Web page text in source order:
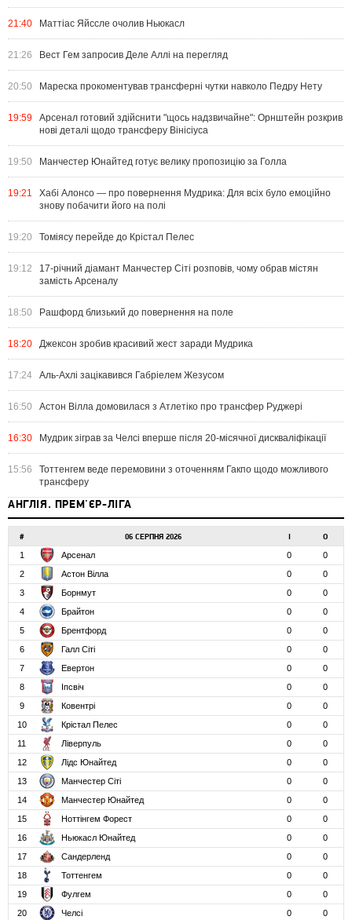
21:40 Маттіас Яйссле очолив Ньюкасл
21:26 Вест Гем запросив Деле Аллі на перегляд
20:50 Мареска прокоментував трансферні чутки навколо Педру Нету
19:59
Арсенал готовий здійснити "щось надзвичайне": Орнштейн розкрив
нові деталі щодо трансферу Вінісіуса
19:50 Манчестер Юнайтед готує велику пропозицію за Голла
19:21
Хабі Алонсо — про повернення Мудрика: Для всіх було емоційно
знову побачити його на полі
19:20 Томіясу перейде до Крістал Пелес
19:12
17-річний діамант Манчестер Сіті розповів, чому обрав містян
замість Арсеналу
18:50 Рашфорд близький до повернення на поле
18:20 Джексон зробив красивий жест заради Мудрика
17:24 Аль-Ахлі зацікавився Габріелем Жезусом
16:50 Астон Вілла домовилася з Атлетіко про трансфер Руджері
16:30 Мудрик зіграв за Челсі вперше після 20-місячної дискваліфікації
15:56
Тоттенгем веде перемовини з оточенням Гакпо щодо можливого
трансферу
АНГЛІЯ. ПРЕМ'ЄР-ЛІГА
# 06 СЕРПНЯ 2026 О
1 Арсенал 0
0
2
Астон Вілла 0
0
3
Борнмут 0
0
4
Брайтон 0
0
5
Брентфорд 0
0
6
Галл Сіті 0
0
7
Евертон 0
0
8
Іпсвіч 0
0
9
Ковентрі 0
0
10
Крістал Пелес 0
0
11
Ліверпуль 0
0
12
Лідс Юнайтед 0
0
13
Манчестер Сіті 0
0
14
Манчестер Юнайтед 0
0
15
Ноттінгем Форест 0
0
16
Ньюкасл Юнайтед 0
0
17
Сандерленд 0
0
18
Тоттенгем 0
0
19
Фулгем 0
0
20
Челсі 0 0